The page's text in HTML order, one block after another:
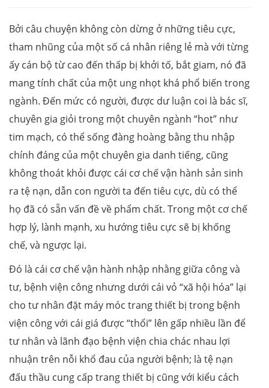
Bởi câu chuyện không còn dừng ở những tiêu cực,
tham nhũng của một số cá nhân riêng lẻ mà với từng
ấy cán bộ từ cao đến thấp bị khởi tố, bắt giam, nó đã
mang tính chất của một ung nhọt khá phổ biến trong
ngành. Đến mức có người, được dư luận coi là bác sĩ,
chuyên gia giỏi trong một chuyên ngành “hot” như
tim mạch, có thể sống đàng hoàng bằng thu nhập
chính đáng của một chuyên gia danh tiếng, cũng
không thoát khỏi được cái cơ chế vận hành sản sinh
ra tệ nạn, dẫn con người ta đến tiêu cực, dù có thể
họ đã có sẵn vấn đề về phẩm chất. Trong một cơ chế
hợp lý, lành mạnh, xu hướng tiêu cực sẽ bị khống
chế, và ngược lại.
Đó là cái cơ chế vận hành nhập nhằng giữa công và
tư, bệnh viện công nhưng dưới cái vỏ “xã hội hóa” lại
cho tư nhân đặt máy móc trang thiết bị trong bệnh
viện công với cái giá được “thổi” lên gấp nhiều lần để
tư nhân và lãnh đạo bệnh viện chia chác nhau lợi
nhuận trên nỗi khổ đau của người bệnh; là tệ nạn
đấu thầu cung cấp trang thiết bị cũng với kiểu cách